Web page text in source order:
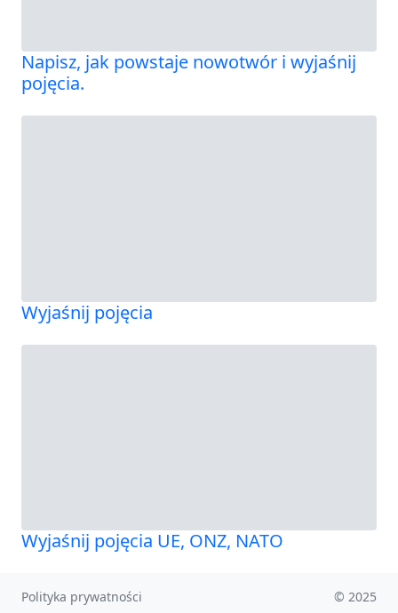
Napisz, jak powstaje nowotwór i wyjaśnij
pojęcia.
Wyjaśnij pojęcia
Wyjaśnij pojęcia UE, ONZ, NATO
Polityka prywatności © 2025